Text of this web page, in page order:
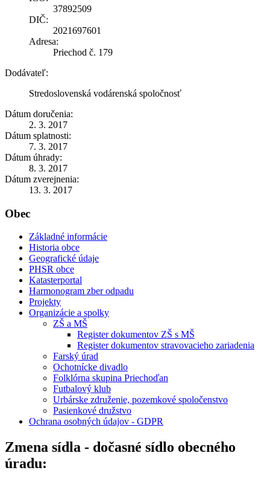
37892509
DIČ:
2021697601
Adresa:
Priechod č. 179
Dodávateľ:
Stredoslovenská vodárenská spoločnosť
Dátum doručenia:
2. 3. 2017
Dátum splatnosti:
7. 3. 2017
Dátum úhrady:
8. 3. 2017
Dátum zverejnenia:
13. 3. 2017
Obec
Základné informácie
Historia obce
Geografické údaje
PHSR obce
Katasterportal
Harmonogram zber odpadu
Projekty
Organizácie a spolky
ZŠ a MŠ
Register dokumentov ZŠ s MŠ
Register dokumentov stravovacieho zariadenia
Farský úrad
Ochotnícke divadlo
Folklórna skupina Priechoďan
Futbalový klub
Urbárske združenie, pozemkové spoločenstvo
Pasienkové družstvo
Ochrana osobných údajov - GDPR
Zmena sídla - dočasné sídlo obecného
úradu: